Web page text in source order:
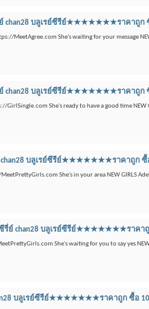
chan28 บลูเรย์ซีรีย์★★★★★★★ราคา
MeetAgree.com She's waiting for your message
chan28 บลูเรย์ซีรีย์★★★★★★★ราคา
She's ready to have a good time NEW
chan28 บลูเรย์ซีรีย์★★★★★★★ราคาถู
She's in your area NEW GIRLS
รี่ย์ chan28 บลูเรย์ซีรีย์★★★★★★★รา
She's waiting for you to say yes
บลูเรย์ซีรีย์★★★★★★★ราคาถูก ซื้